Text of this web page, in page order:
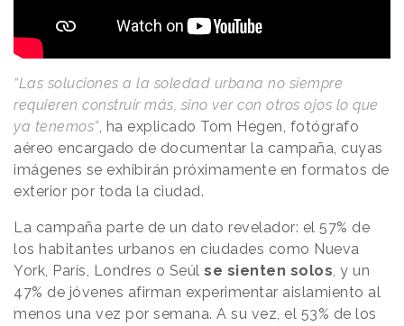
“Las soluciones a la soledad urbana no siempre
requieren construir más, sino ver con otros ojos lo que
ya tenemos”, ha explicado Tom Hegen, fotógrafo
aéreo encargado de documentar la campaña, cuyas
imágenes se exhibirán próximamente en formatos de
exterior por toda la ciudad.
La campaña parte de un dato revelador: el 57% de
los habitantes urbanos en ciudades como Nueva
York, París, Londres o Seúl se sienten solos, y un
47% de jóvenes afirman experimentar aislamiento al
menos una vez por semana. A su vez, el 53% de los